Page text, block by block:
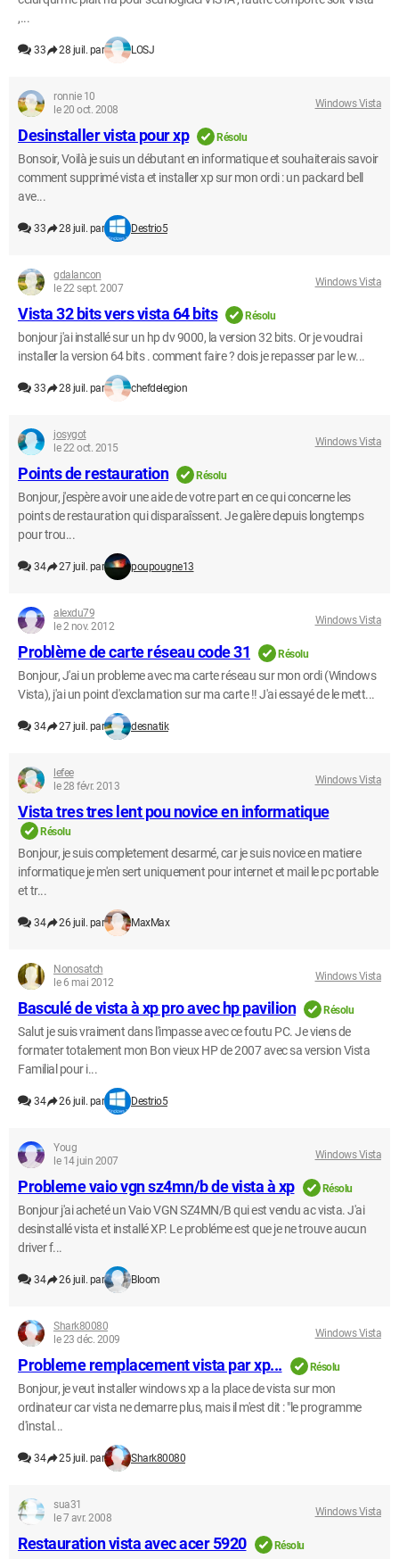
,...
33 28 juil. par LOSJ
ronnie 10
le 20 oct. 2008
Windows Vista
Desinstaller vista pour xp Résolu
Bonsoir, Voilà je suis un débutant en informatique et souhaiterais savoir
comment supprimé vista et installer xp sur mon ordi : un packard bell
ave...
33 28 juil. par Destrio5
gdalancon
le 22 sept. 2007
Windows Vista
Vista 32 bits vers vista 64 bits Résolu
bonjour j'ai installé sur un hp dv 9000, la version 32 bits. Or je voudrai
installer la version 64 bits . comment faire ? dois je repasser par le w...
33 28 juil. par chefdelegion
josygot
le 22 oct. 2015
Windows Vista
Points de restauration Résolu
Bonjour, j'espère avoir une aide de votre part en ce qui concerne les
points de restauration qui disparaîssent. Je galère depuis longtemps
pour trou...
34 27 juil. par poupougne13
alexdu79
le 2 nov. 2012
Windows Vista
Problème de carte réseau code 31 Résolu
Bonjour, J'ai un probleme avec ma carte réseau sur mon ordi (Windows
Vista), j'ai un point d'exclamation sur ma carte !! J'ai essayé de le mett...
34 27 juil. par desnatik
lefee
le 28 févr. 2013
Windows Vista
Vista tres tres lent pou novice en informatique
Résolu
Bonjour, je suis completement desarmé, car je suis novice en matiere
informatique je m'en sert uniquement pour internet et mail le pc portable
et tr...
34 26 juil. par MaxMax
Nonosatch
le 6 mai 2012
Windows Vista
Basculé de vista à xp pro avec hp pavilion Résolu
Salut je suis vraiment dans l'impasse avec ce foutu PC. Je viens de
formater totalement mon Bon vieux HP de 2007 avec sa version Vista
Familial pour i...
34 26 juil. par Destrio5
Youg
le 14 juin 2007
Windows Vista
Probleme vaio vgn sz4mn/b de vista à xp Résolu
Bonjour j'ai acheté un Vaio VGN SZ4MN/B qui est vendu ac vista. J'ai
desinstallé vista et installé XP. Le probléme est que je ne trouve aucun
driver f...
34 26 juil. par Bloom
Shark80080
le 23 déc. 2009
Windows Vista
Probleme remplacement vista par xp... Résolu
Bonjour, je veut installer windows xp a la place de vista sur mon
ordinateur car vista ne demarre plus, mais il m'est dit : "le programme
d'instal...
34 25 juil. par Shark80080
sua31
le 7 avr. 2008
Windows Vista
Restauration vista avec acer 5920 Résolu